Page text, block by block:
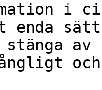
i
enda
stänga